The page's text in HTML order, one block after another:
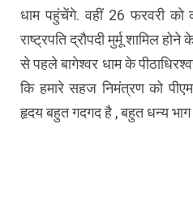
धाम पहुंचेंगे. वहीं 26 फरवरी को
राष्ट्रपति द्रौपदी मुर्मू शामिल
से पहले बागेश्वर धाम के
कि हमारे सहज निमंत्रण को पीएम
हृदय बहुत गदगद है , बहुत धन्य भाग